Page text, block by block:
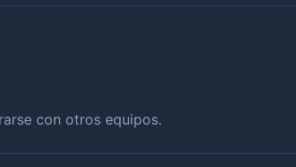
con otros equipos.